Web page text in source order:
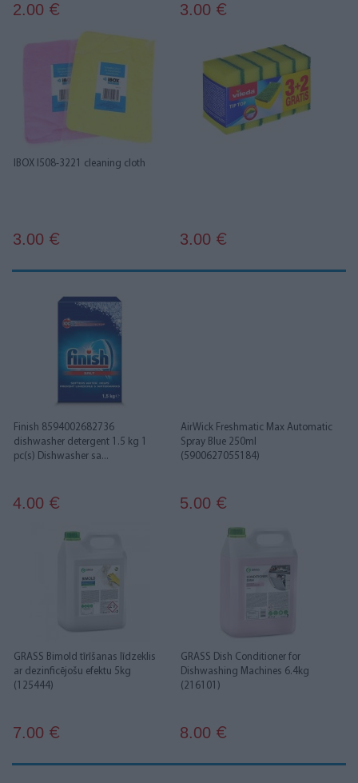
2.00 € 3.00 €
IBOX I508-3221 cleaning cloth
3.00 € 3.00 €
Finish 8594002682736
dishwasher detergent 1.5 kg 1
pc(s) Dishwasher sa...
4.00 €
AirWick Freshmatic Max Automatic
Spray Blue 250ml
(5900627055184)
5.00 €
GRASS Bimold tīrīšanas līdzeklis
ar dezinficējošu efektu 5kg
(125444)
7.00 €
GRASS Dish Conditioner for
Dishwashing Machines 6.4kg
(216101)
8.00 €